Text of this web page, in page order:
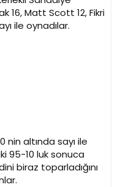
16, Matt Scott 12, Fikri
ile oynadılar.
altında sayı ile
95-10 luk sonuca
biraz toparladığını